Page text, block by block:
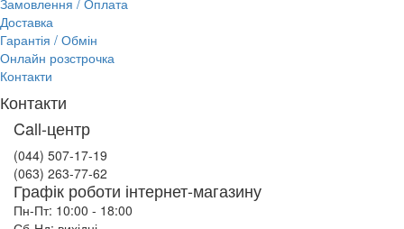
Замовлення / Оплата
Доставка
Гарантія / Обмін
Онлайн розстрочка
Контакти
Контакти
Call-центр
(044) 507-17-19
(063) 263-77-62
Графік роботи інтернет-магазину
Пн-Пт: 10:00 - 18:00